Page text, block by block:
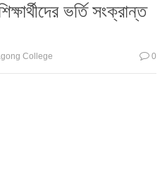
ভর্তি সংক্রান্ত
College 0